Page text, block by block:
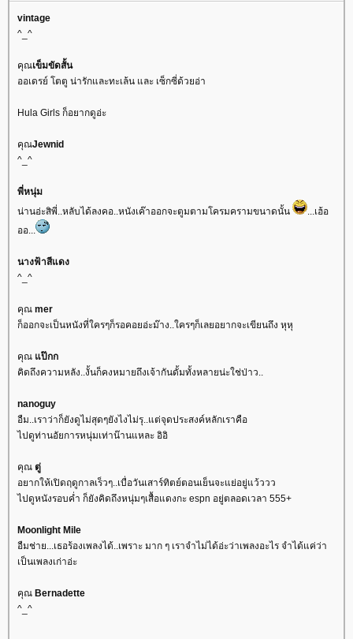
vintage
^_^
คุณเข็มขัดสั้น
ออเดรย์ โตตู น่ารักและทะเล้น และ เซ็กซี่ด้วยอ่า
Hula Girls ก็อยากดูอ่ะ
คุณJewnid
^_^
พี่หนุ่ม
น่านอ่ะสิพี่..หลับได้ลงคอ..หนังเค๊าออกจะตูมตามโครมครามขนาดนั้น
...เฮ้อ
ออ...
นางฟ้าสีแดง
^_^
คุณ mer
ก็ออกจะเป็นหนังที่ใครๆก็รอคอยอ่ะม๊าง..ใครๆก็เลยอยากจะเขียนถึง หุหุ
คุณ ป๊กก
คิดถึงความหลัง..งั้นก็คงหมายถึงเจ้ากันดั้มทั้งหลายน่ะใช่ป่าว..
nanoguy
อืม..เราว่าก็ยังดูไม่สุดๆยังไงไม่รุ..แต่จุดประสงค์หลักเราคือ
ไปดูท่านอัยการหนุ่มเท่าน๊านแหละ อิอิ
คุณ ตู่
อยากให้เปิดฤดูกาลเร็วๆ..เบื่อวันเสาร์ทิตย์ตอนเย็นจะแย่อยู่แว้ววว
ไปดูหนังรอบค่ำ ก็ยังคิดถึงหนุ่มๆเสื้อแดงกะ espn อยู่ตลอดเวลา 555+
Moonlight Mile
อืมช่าย...เธอร้องเพลงได้..เพราะ มาก ๆ เราจำไม่ได้อ่ะว่าเพลงอะไร จำได้แค่ว่า
เป็นเพลงเก่าอ่ะ
คุณ Bernadette
^_^